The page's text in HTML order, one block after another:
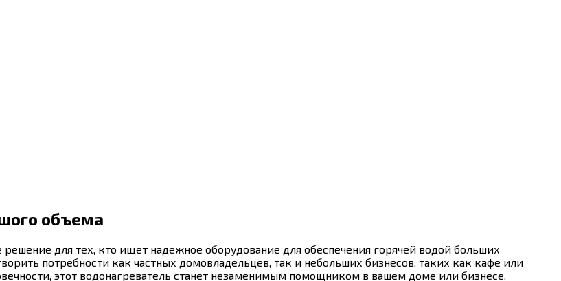
объема
решение для тех, кто ищет надежное оборудование для обеспечения горячей водой больших
потребности как частных домовладельцев, так и небольших бизнесов, таких как кафе или
этот водонагреватель станет незаменимым помощником в вашем доме или бизнесе.